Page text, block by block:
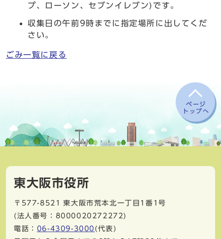
プ、ローソン、セブンイレブン)です。
収集日の午前9時までに指定場所に出してくだ
さい。
ごみ一覧に戻る
ページ
トップへ
東大阪市役所
〒577-8521
東大阪市荒本北一丁目1番1号
(法人番号：8000020272272)
電話： 06-4309-3000 (代表)